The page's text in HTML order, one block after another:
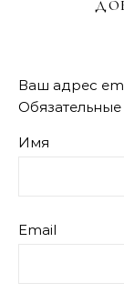
Ваш адрес
Имя
Email